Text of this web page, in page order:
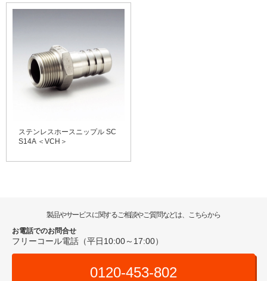
ステンレスホースニップル SC
S14A ＜VCH＞
製品やサービスに関するご相談やご質問などは、こちらから
お電話でのお問合せ
フリーコール電話（平日10:00～17:00）
0120-453-802